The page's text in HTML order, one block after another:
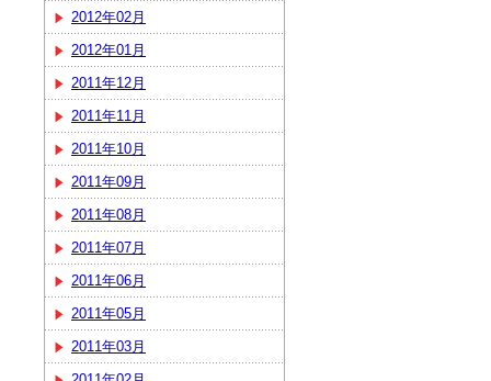
2012年02月
2012年01月
2011年12月
2011年11月
2011年10月
2011年09月
2011年08月
2011年07月
2011年06月
2011年05月
2011年03月